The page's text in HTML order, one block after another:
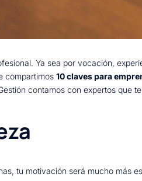
Ya sea por vocación,
compartimos10 claves para
contamos con expertos que
tu motivación será mucho más